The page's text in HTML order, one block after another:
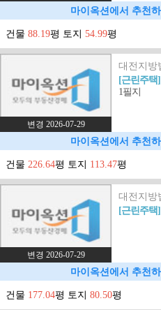
마이옥션에서 추천
건물 88.19평 토지 54.99평
변경 2026-07-29
대전지방
[근린주택]
1필지
마이옥션에서 추천
건물 226.64평 토지 113.47평
변경 2026-07-29
대전지방
[근린주택]
마이옥션에서 추천
건물 177.04평 토지 80.50평